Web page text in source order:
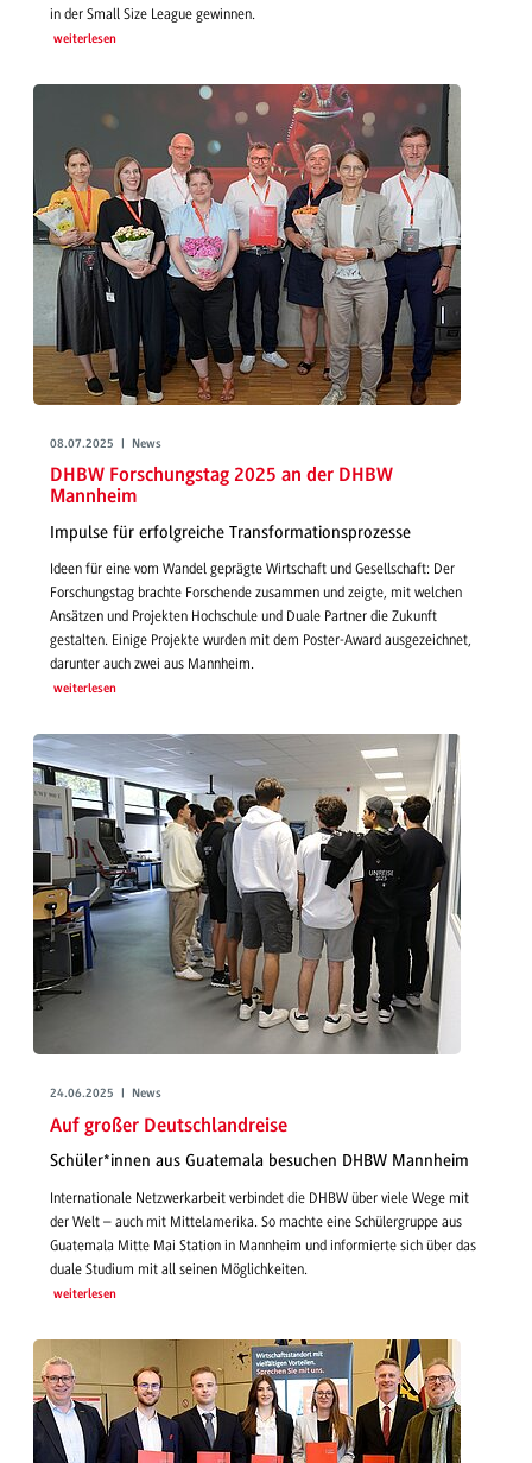
in der Small Size League gewinnen.
weiterlesen
08.07.2025 | News
DHBW Forschungstag 2025 an der DHBW
Mannheim
Impulse für erfolgreiche Transformationsprozesse
Ideen für eine vom Wandel geprägte Wirtschaft und Gesellschaft: Der
Forschungstag brachte Forschende zusammen und zeigte, mit welchen
Ansätzen und Projekten Hochschule und Duale Partner die Zukunft
gestalten. Einige Projekte wurden mit dem Poster-Award ausgezeichnet,
darunter auch zwei aus Mannheim.
weiterlesen
24.06.2025 | News
Auf großer Deutschlandreise
Schüler*innen aus Guatemala besuchen DHBW Mannheim
Internationale Netzwerkarbeit verbindet die DHBW über viele Wege mit
der Welt – auch mit Mittelamerika. So machte eine Schülergruppe aus
Guatemala Mitte Mai Station in Mannheim und informierte sich über das
duale Studium mit all seinen Möglichkeiten.
weiterlesen